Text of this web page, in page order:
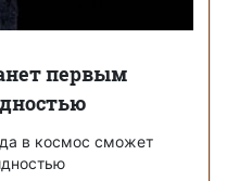
первым
в космос сможет